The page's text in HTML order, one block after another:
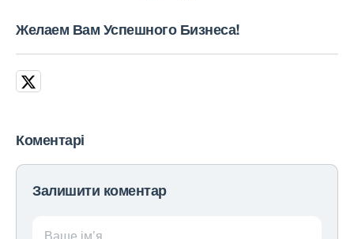
Желаем Вам Успешного Бизнеса!
Коментарі
Залишити коментар